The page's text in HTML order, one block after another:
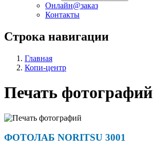
Онлайн@заказ
Контакты
Строка навигации
Главная
Копи-центр
Печать фотографий
ФОТОЛАБ NORITSU 3001